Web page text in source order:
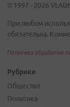
© 1997 - 2026
При любом
обязательна.
Политика обработки
Рубрики
Общество
Политика